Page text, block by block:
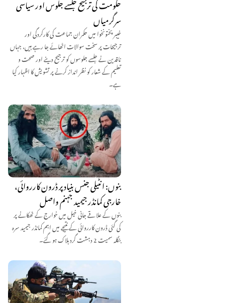
حکومت کی ترجیح جلسے جلوس اور سیاسی
سرگرمیاں
خیبر پختونخوا میں حکمران جماعت کی کارکردگی اور
ترجیحات پر سخت سوالات اٹھائے جا رہے ہیں، جہاں
ناقدین نے جلسے جلوسوں کو ترجیح دینے اور صحت و
تعلیم کے شعار کو نظر انداز کرنے پر تشویش کا اظہار کیا
ہے۔
بنوں: انٹیلی جنس بنیاد پر ڈرون کارروائی،
خارجی کمانڈر جیمید جہنم واصل
بنوں کے علاقے جانی خیل میں خوارج کے ٹھکانے پر
کی گئی ڈرون کارروائی کے نتیجے میں اہم کمانڈر جیمید سرہ
بنگلہ سمیت 2 دہشت گرد ہلاک ہو گئے۔